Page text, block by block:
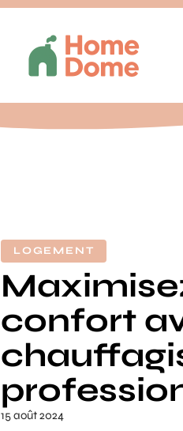
LOGEMENT
confort
15 août 2024